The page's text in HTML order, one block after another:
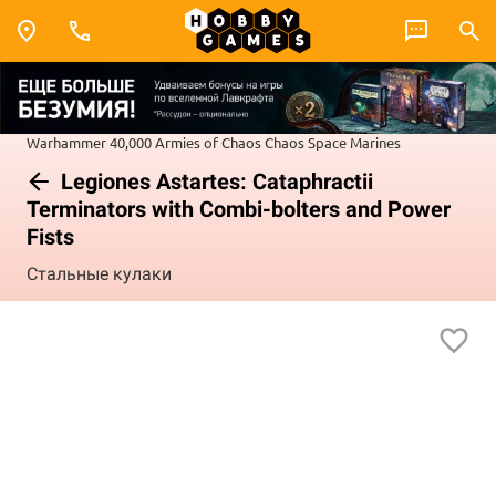
Warhammer 40,000Armies of ChaosChaos Space Marines
Legiones Astartes: Cataphractii
Terminators with Combi-bolters and Power
Fists
Стальные кулаки